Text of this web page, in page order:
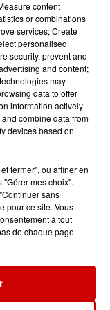
bus au
les bleus à
Bruce
que
David
content
or combinations
services; Create
personalised
security, prevent and
and content;
may
data to offer
information actively
combine data from
devices based on
fermer", ou affiner en
mes choix".
sans
pour ce site. Vous
à tout
de chaque page.